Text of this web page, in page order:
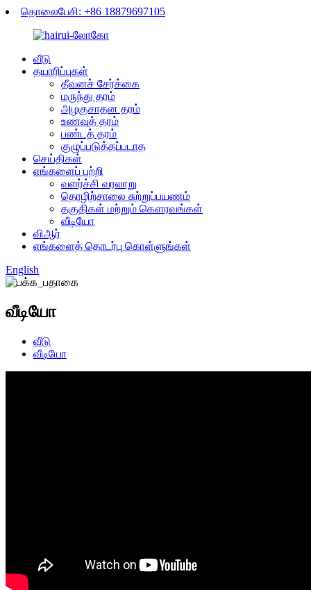
தொலைபேசி: +86 18879697105
வீடு
தயாரிப்புகள்
தீவனச் சேர்க்கை
மருந்து தரம்
அழகுசாதன தரம்
உணவுத் தரம்
பண்டத் தரம்
குழுப்படுத்தப்படாத
செய்திகள்
எங்களைப் பற்றி
வளர்ச்சி வரலாறு
தொழிற்சாலை சுற்றுப்பயணம்
தகுதிகள் மற்றும் கௌரவங்கள்
வீடியோ
விஆர்
எங்களைத் தொடர்பு கொள்ளுங்கள்
English
வீடியோ
வீடு
வீடியோ